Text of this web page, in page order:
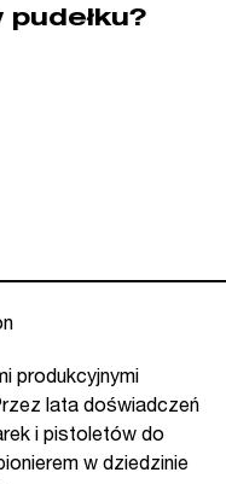
produkcyjnymi
lata doświadczeń
i pistoletów do
w dziedzinie